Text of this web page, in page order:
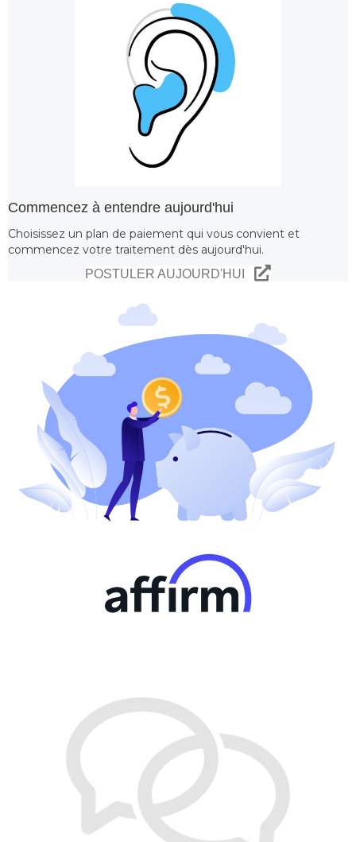
Commencez à entendre aujourd'hui
Choisissez un plan de paiement qui vous convient et
commencez votre traitement dès aujourd'hui.
POSTULER AUJOURD'HUI